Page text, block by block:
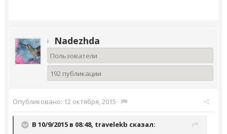
Nadezhda
Пользователи
192 публикации
Опубликовано: 12 октября, 2015 ·
В 10/9/2015 в 08:48, travelekb сказал: